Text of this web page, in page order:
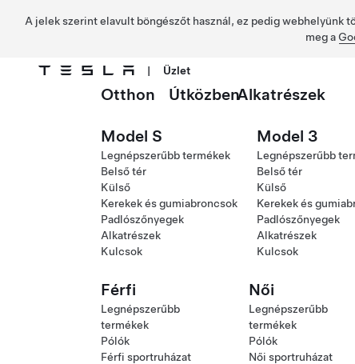
A jelek szerint elavult böngészőt használ, ez pedig webhelyünk
meg a
Ugrás a fő tartalomra
| Üzlet
Otthon ÚtközbenAlkatrészek
Model S
Legnépszerűbb termékek
Belső tér
Külső
Kerekek és gumiabroncsok
Padlószőnyegek
Alkatrészek
Kulcsok
Model 3
Legnépszerűbb
Belső tér
Külső
Kerekek és
Padlószőnyegek
Alkatrészek
Kulcsok
Férfi
Legnépszerűbb
termékek
Pólók
Férfi sportruházat
Női
Legnépszerűbb
termékek
Pólók
Női sportruházat